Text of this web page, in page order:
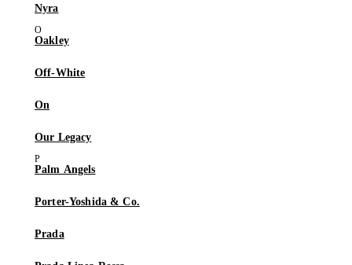
Nyra
Oakley
Off-White
On
Our Legacy
Palm Angels
Porter-Yoshida & Co.
Prada